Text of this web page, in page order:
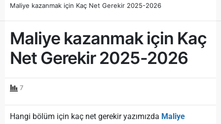
Maliye kazanmak için Kaç Net Gerekir 2025-2026
Maliye kazanmak için Kaç
Net Gerekir 2025-2026
7
Hangi bölüm için kaç net gerekir yazımızda Maliye